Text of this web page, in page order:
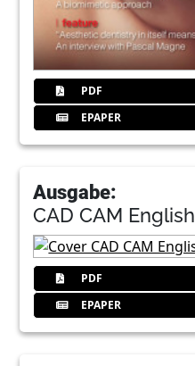
PDF
EPAPER
Ausgabe:
CAD CAM English
PDF
EPAPER